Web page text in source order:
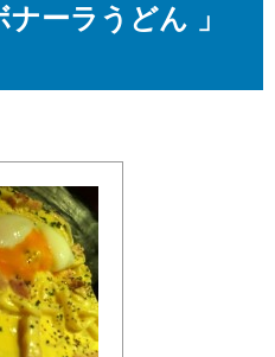
ナーラうどん 」